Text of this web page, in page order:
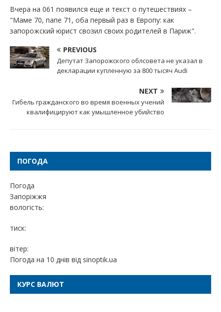
Вчера на 061 появился еще и текст о путешествиях –
"Маме 70, папе 71, оба первый раз в Европу: как
запорожский юрист свозил своих родителей в Париж".
PREVIOUS
Депутат Запорожского облсовета не указал в
декларации купленную за 800 тысяч Audi
NEXT
Гибель гражданского во время военных учений
квалифицируют как умышленное убийство
ПОГОДА
Погода
Запоріжжя
вологість:
тиск:
вітер:
Погода на 10 днів від sinoptik.ua
КУРС ВАЛЮТ